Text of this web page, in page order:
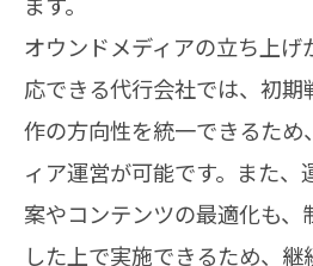
オウンドメディアの立ち上
応できる代行会社では、初
作の方向性を統一できるた
ィア運営が可能です。また、
案やコンテンツの最適化も
した上で実施できるため、